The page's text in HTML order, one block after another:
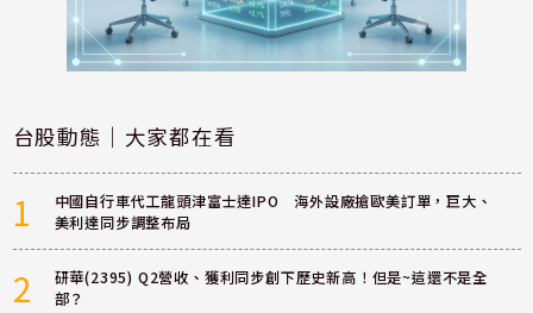
台股動態｜大家都在看
1
中國自行車代工龍頭津富士達IPO 海外設廠搶歐美訂單，巨大、
美利達同步調整布局
2
研華(2395) Q2營收、獲利同步創下歷史新高！但是~這還不是全
部？